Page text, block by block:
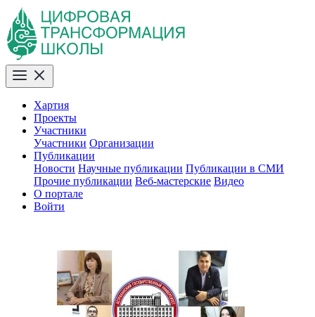
Хартия
Проекты
Участники
Участники Организации
Публикации
Новости Научные публикации Публикации в СМИ
Прочие публикации Веб-мастерские Видео
О портале
Войти